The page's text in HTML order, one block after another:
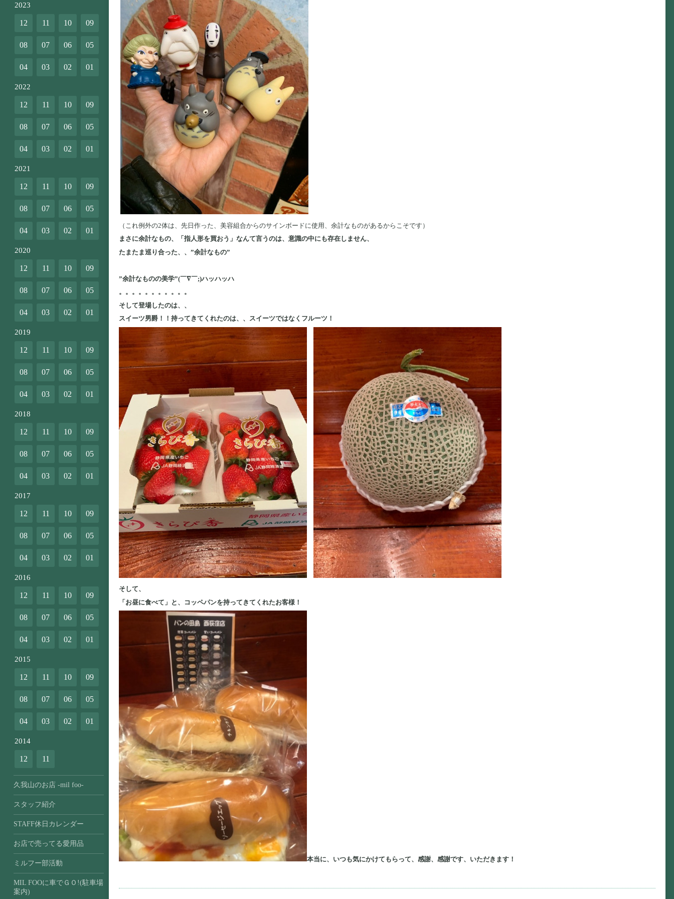
（これ例外の2体は、先日作った、美容組合からのサインボードに使用、余計なものがあるからこそです）
まさに余計なもの、「指人形を買おう」なんて言うのは、意識の中にも存在しません、
たまたま巡り合った、、”余計なもの”
”余計なものの美学”(￣∇￣;)ハッハッハ
。。。。。。。。。。。
そして登場したのは、、
スイーツ男爵！！持ってきてくれたのは、、スイーツではなくフルーツ！
そして、
「お昼に食べて」と、コッペパンを持ってきてくれたお客様！
本当に、いつも気にかけてもらって、感謝、感謝です、いただきます！
2023
12 11 10 09
08 07 06 05
04 03 02 01
2022
12 11 10 09
08 07 06 05
04 03 02 01
2021
12 11 10 09
08 07 06 05
04 03 02 01
2020
12 11 10 09
08 07 06 05
04 03 02 01
2019
12 11 10 09
08 07 06 05
04 03 02 01
2018
12 11 10 09
08 07 06 05
04 03 02 01
2017
12 11 10 09
08 07 06 05
04 03 02 01
2016
12 11 10 09
08 07 06 05
04 03 02 01
2015
12 11 10 09
08 07 06 05
04 03 02 01
2014
12 11
久我山のお店 -mil foo-
スタッフ紹介
STAFF休日カレンダー
お店で売ってる愛用品
ミルフー部活動
MIL FOOに車でＧＯ!(駐車場
案内)